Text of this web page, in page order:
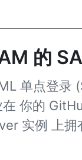
的
单点登录
你的
实例 上拥